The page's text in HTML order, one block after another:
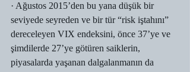
· Ağustos 2015’den bu yana düşük bir
seviyede seyreden ve bir tür “risk iştahını”
dereceleyen VIX endeksini, önce 37’ye ve
şimdilerde 27’ye götüren saiklerin,
piyasalarda yaşanan dalgalanmanın da